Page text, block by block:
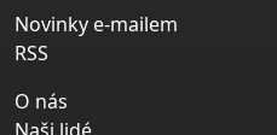
Novinky e-mailem
RSS
O nás